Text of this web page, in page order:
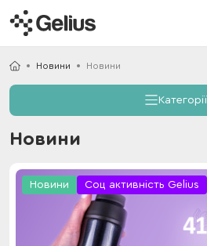
Новини Новини
Новини
Категорії
Новини Соц активність Gelius